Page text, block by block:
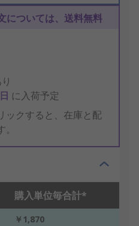
については、送料無料
に入荷予定
ックすると、在庫と配
購入単位毎合計*
￥1,870